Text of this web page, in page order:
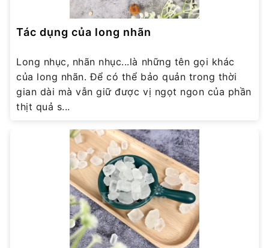
Tác dụng của long nhãn
Long nhục, nhãn nhục...là những tên gọi khác
của long nhãn. Để có thể bảo quản trong thời
gian dài mà vẫn giữ được vị ngọt ngon của phần
thịt quả s...